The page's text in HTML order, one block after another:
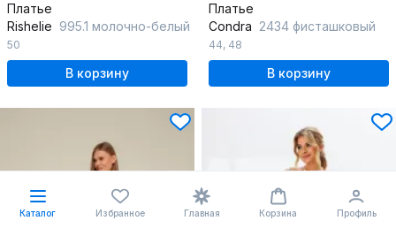
Платье
Rishelie 995.1 молочно-белый
50
В корзину
Платье
Condra 2434 фисташковый
44, 48
В корзину
Каталог Избранное Главная Корзина Профиль